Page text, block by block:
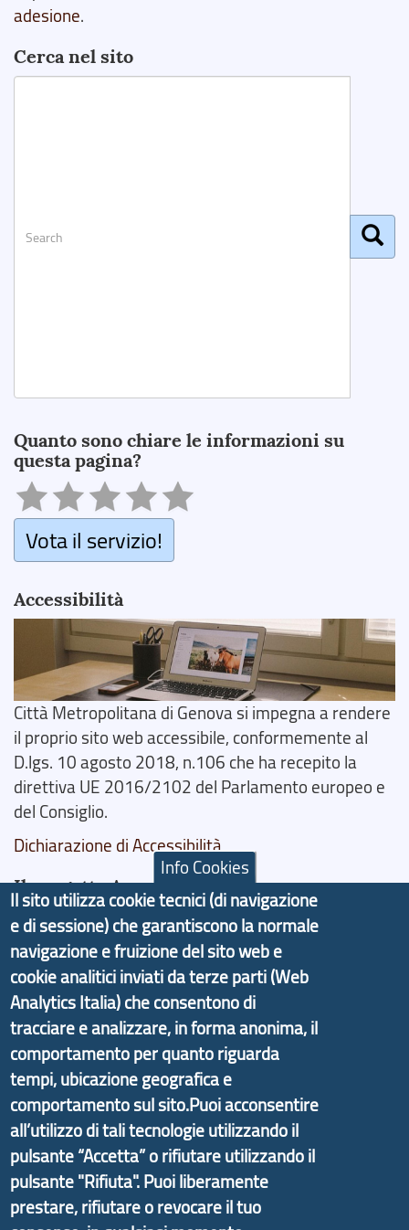
adesione.
Cerca nel sito
Quanto sono chiare le informazioni su
questa pagina?
Vota il servizio!
Accessibilità
Città Metropolitana di Genova si impegna a rendere
il proprio sito web accessibile, conformemente al
D.lgs. 10 agosto 2018, n.106 che ha recepito la
direttiva UE 2016/2102 del Parlamento europeo e
del Consiglio.
Dichiarazione di Accessibilità
Il progetto Aree Interne
Il portale di marketing territoriale e sviluppo locale
di Genova Città Metropolitana si è sviluppato a
partire dal progetto nazionale Aree Interne
promosso dal Dipartimento per lo Sviluppo
Economico e finalizzato al rilancio socio-economico
delle valli dell’entroterra. In particolare fornisce
informazioni ed aggiornamenti sullaStrategia
d'Area Antola-Tigullio, in collaborazione con Regione
Liguria ed ANCI Liguria.
Info Cookies
Il sito utilizza cookie tecnici (di navigazione
e di sessione) che garantiscono la normale
navigazione e fruizione del sito web e
cookie analitici inviati da terze parti (Web
Analytics Italia) che consentono di
tracciare e analizzare, in forma anonima, il
comportamento per quanto riguarda
tempi, ubicazione geografica e
comportamento sul sito.Puoi acconsentire
all’utilizzo di tali tecnologie utilizzando il
pulsante “Accetta” o rifiutare utilizzando il
pulsante "Rifiuta". Puoi liberamente
prestare, rifiutare o revocare il tuo